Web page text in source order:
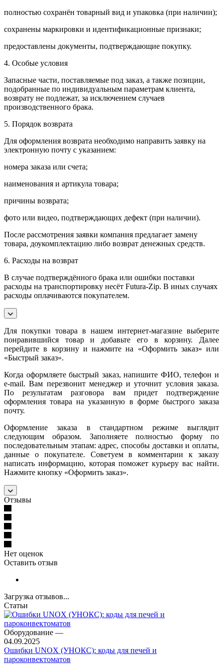
полностью сохранён товарный вид и упаковка (при наличии);
сохранены маркировки и идентификационные признаки;
предоставлены документы, подтверждающие покупку.
4. Особые условия
Запасные части, поставляемые под заказ, а также позиции,
подобранные по индивидуальным параметрам клиента,
возврату не подлежат, за исключением случаев
производственного брака.
5. Порядок возврата
Для оформления возврата необходимо направить заявку на
электронную почту с указанием:
номера заказа или счета;
наименования и артикула товара;
причины возврата;
фото или видео, подтверждающих дефект (при наличии).
После рассмотрения заявки компания предлагает замену
товара, доукомплектацию либо возврат денежных средств.
6. Расходы на возврат
В случае подтверждённого брака или ошибки поставки
расходы на транспортировку несёт Futura-Zip. В иных случаях
расходы оплачиваются покупателем.
Для покупки товара в нашем интернет-магазине выберите
понравившийся товар и добавьте его в корзину. Далее
перейдите в корзину и нажмите на «Оформить заказ» или
«Быстрый заказ».
Когда оформляете быстрый заказ, напишите ФИО, телефон и
e-mail. Вам перезвонит менеджер и уточнит условия заказа.
По результатам разговора вам придет подтверждение
оформления товара на указанную в форме быстрого заказа
почту.
Оформление заказа в стандартном режиме выглядит
следующим образом. Заполняете полностью форму по
последовательным этапам: адрес, способы доставки и оплаты,
данные о покупателе. Советуем в комментарии к заказу
написать информацию, которая поможет курьеру вас найти.
Нажмите кнопку «Оформить заказ».
Отзывы
Нет оценок
Оставить отзыв
Загрузка отзывов...
Статьи
Оборудование —
04.09.2025
Ошибки UNOX (УНОКС): коды для печей и
пароконвектоматов